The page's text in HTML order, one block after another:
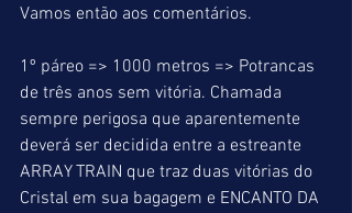
Vamos então aos comentários.
1º páreo => 1000 metros => Potrancas
de três anos sem vitória. Chamada
sempre perigosa que aparentemente
deverá ser decidida entre a estreante
ARRAY TRAIN que traz duas vitórias do
Cristal em sua bagagem e ENCANTO DA